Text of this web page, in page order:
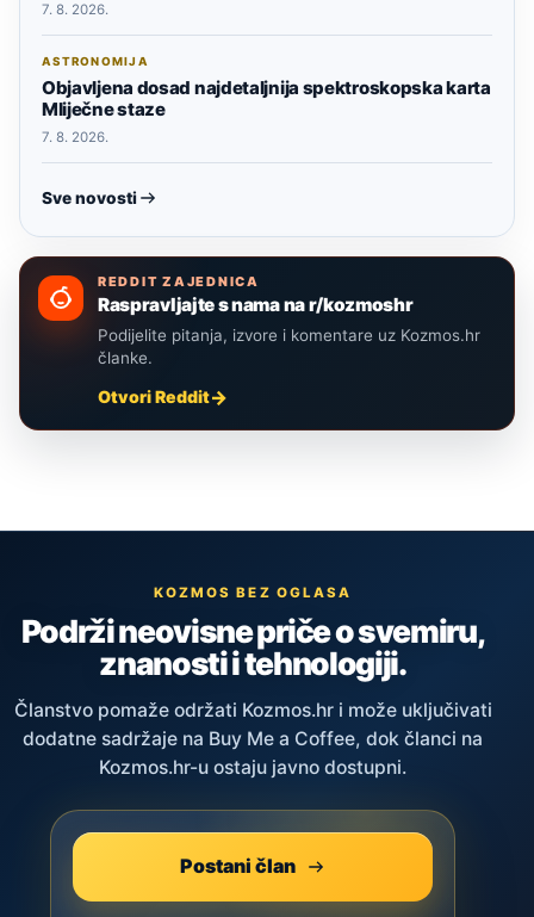
7. 8. 2026.
ASTRONOMIJA
Objavljena dosad najdetaljnija spektroskopska karta
Mliječne staze
7. 8. 2026.
Sve novosti
REDDIT ZAJEDNICA
Raspravljajte s nama na r/kozmoshr
Podijelite pitanja, izvore i komentare uz Kozmos.hr
članke.
Otvori Reddit
KOZMOS BEZ OGLASA
Podrži neovisne priče o svemiru,
znanosti i tehnologiji.
Članstvo pomaže održati Kozmos.hr i može uključivati
dodatne sadržaje na Buy Me a Coffee, dok članci na
Kozmos.hr-u ostaju javno dostupni.
Postani član